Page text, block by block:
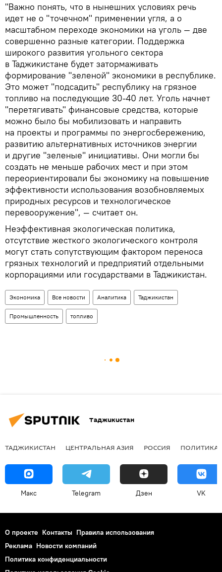
"Важно понять, что в нынешних условиях речь
идет не о "точечном" применении угля, а о
масштабном переходе экономики на уголь — две
совершенно разные категории. Поддержка
широкого развития угольного сектора
в Таджикистане будет затормаживать
формирование "зеленой" экономики в республике.
Это может "подсадить" республику на грязное
топливо на последующие 30-40 лет. Уголь начнет
"перетягивать" финансовые средства, которые
можно было бы мобилизовать и направить
на проекты и программы по энергосбережению,
развитию альтернативных источников энергии
и другие "зеленые" инициативы. Они могли бы
создать не меньше рабочих мест и при этом
переориентировали бы экономику на повышение
эффективности использования возобновляемых
природных ресурсов и технологическое
перевооружение", — считает он.
Неэффективная экологическая политика,
отсутствие жесткого экологического контроля
могут стать сопутствующим фактором переноса
грязных технологий и предприятий отдельными
корпорациями или государствами в Таджикистан.
Экономика Все новости Аналитика Таджикистан
Промышленность топливо
Таджикистан
ТАДЖИКИСТАН ЦЕНТРАЛЬНАЯ АЗИЯ РОССИЯ ПОЛИТИКА
Макс Telegram Дзен VK
О проекте Контакты Правила использования
Реклама Новости компаний
Политика конфиденциальности